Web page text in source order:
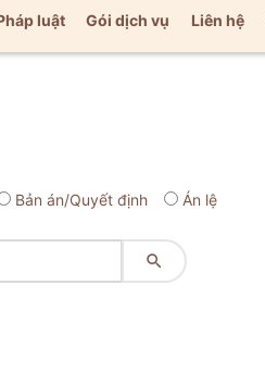
luật Gói dịch vụ Liên hệ
Bản án/Quyết định Án lệ
